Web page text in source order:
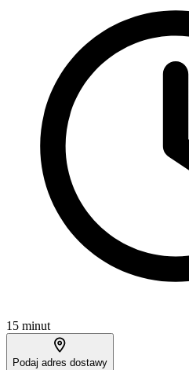
15 minut
Podaj adres dostawy